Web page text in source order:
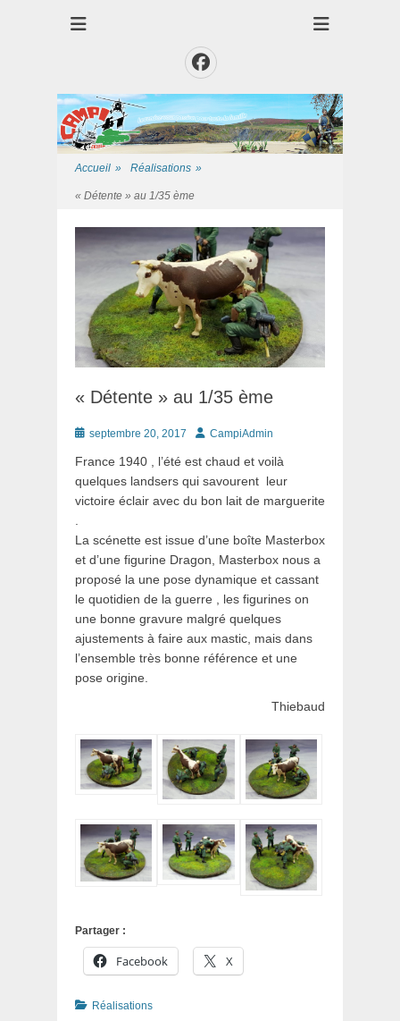
Club CAMPI
Facebook
Accueil » Réalisations »
« Détente » au 1/35 ème
« Détente » au 1/35 ème
Postéseptembre 20, 2017 AuteurCampiAdmin
France 1940 , l’été est chaud et voilà
quelques landsers qui savourent leur
victoire éclair avec du bon lait de marguerite
.
La scénette est issue d’une boîte Masterbox
et d’une figurine Dragon, Masterbox nous a
proposé la une pose dynamique et cassant
le quotidien de la guerre , les figurines on
une bonne gravure malgré quelques
ajustements à faire aux mastic, mais dans
l’ensemble très bonne référence et une
pose origine.
Thiebaud
Partager :
Facebook X
Catégories
Réalisations